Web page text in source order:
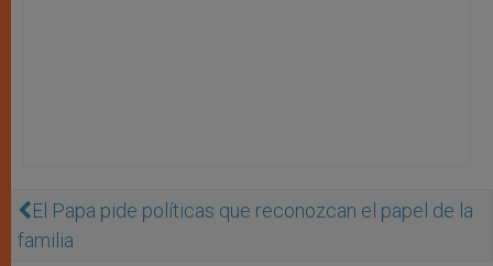
El Papa pide políticas que reconozcan el papel de la
familia